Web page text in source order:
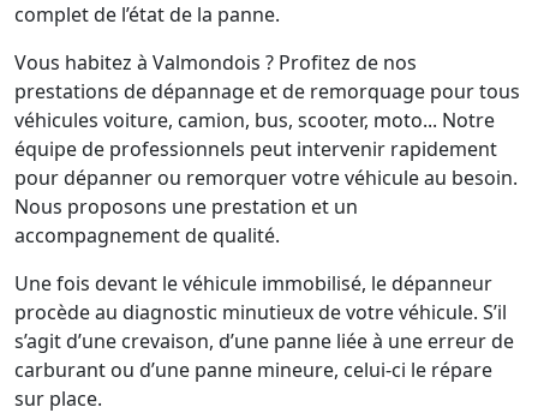
complet de l’état de la panne.
Vous habitez à Valmondois ? Profitez de nos
prestations de dépannage et de remorquage pour tous
véhicules voiture, camion, bus, scooter, moto... Notre
équipe de professionnels peut intervenir rapidement
pour dépanner ou remorquer votre véhicule au besoin.
Nous proposons une prestation et un
accompagnement de qualité.
Une fois devant le véhicule immobilisé, le dépanneur
procède au diagnostic minutieux de votre véhicule. S’il
s’agit d’une crevaison, d’une panne liée à une erreur de
carburant ou d’une panne mineure, celui-ci le répare
sur place.